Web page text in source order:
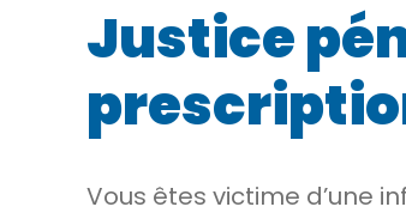
Justice
Vous êtes victime d’une